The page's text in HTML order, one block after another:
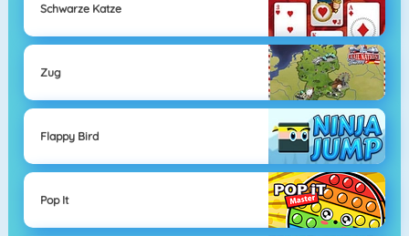
Schwarze Katze
Zug
Flappy Bird
Pop It